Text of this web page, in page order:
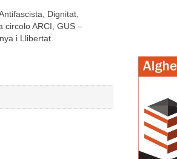
Dignitat,
circolo ARCI, GUS –
i Llibertat.